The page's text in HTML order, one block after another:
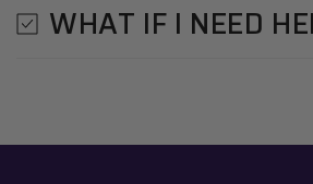
WHAT IF I NEED